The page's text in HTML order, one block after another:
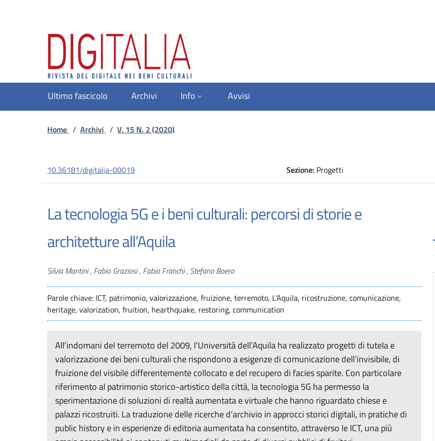
Ultimo fascicolo Archivi Info Avvisi
Home / Archivi / V. 15 N. 2 (2020)
10.36181/digitalia-00019 Sezione: Progetti
La tecnologia 5G e i beni culturali: percorsi di storie e
architetture all’Aquila
Autori
Silvia Mantini , Fabio Graziosi , Fabio Franchi , Stefano Boero
Parole chiave: ICT, patrimonio, valorizzazione, fruizione, terremoto, L’Aquila, ricostruzione, comunicazione,
heritage, valorization, fruition, hearthquake, restoring, communication
All’indomani del terremoto del 2009, l’Università dell’Aquila ha realizzato progetti di tutela e
valorizzazione dei beni culturali che rispondono a esigenze di comunicazione dell’invisibile, di
fruizione del visibile differentemente collocato e del recupero di facies sparite. Con particolare
riferimento al patrimonio storico-artistico della città, la tecnologia 5G ha permesso la
sperimentazione di soluzioni di realtà aumentata e virtuale che hanno riguardato chiese e
palazzi ricostruiti. La traduzione delle ricerche d’archivio in approcci storici digitali, in pratiche di
public history e in esperienze di editoria aumentata ha consentito, attraverso le ICT, una più